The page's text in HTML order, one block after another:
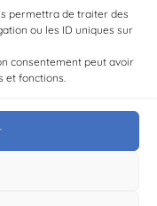
permettra de traiter des
ou les ID uniques sur
consentement peut avoir
et fonctions.
droits réservés.